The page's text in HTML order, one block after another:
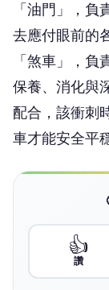
「油門」，
去應付眼前的
「煞車」，
保養、消化與
配合，該衝刺
車才能安全平
👍
讚